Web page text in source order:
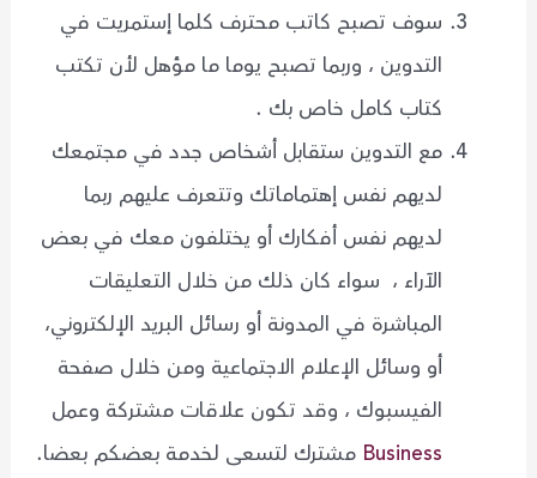
سوف تصبح كاتب محترف كلما إستمريت في
التدوين ، وربما تصبح يوما ما مؤهل لأن تكتب
كتاب كامل خاص بك .
مع التدوين ستقابل أشخاص جدد في مجتمعك
لديهم نفس إهتماماتك وتتعرف عليهم ربما
لديهم نفس أفكارك أو يختلفون معك في بعض
الآراء ، سواء كان ذلك من خلال التعليقات
المباشرة في المدونة أو رسائل البريد الإلكتروني،
أو وسائل الإعلام الاجتماعية ومن خلال صفحة
الفيسبوك ، وقد تكون علاقات مشتركة وعمل
Business مشترك لتسعى لخدمة بعضكم بعضا.